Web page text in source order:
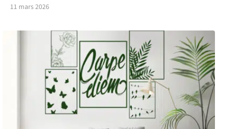
11 mars 2026